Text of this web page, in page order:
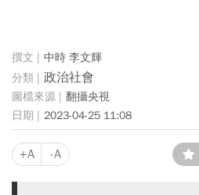
中時 李文輝
政治社會
翻攝央視
2023-04-25 11:08
+A -A